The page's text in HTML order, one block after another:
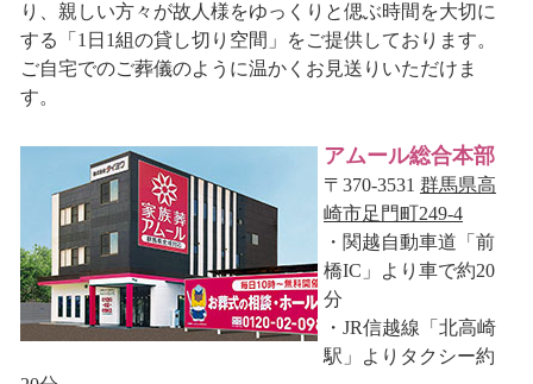
り、親しい方々が故人様をゆっくりと偲ぶ時間を大切に
する「1日1組の貸し切り空間」をご提供しております。
ご自宅でのご葬儀のように温かくお見送りいただけま
す。
アムール総合本部
〒370-3531 群馬県高
崎市足門町249-4
・関越自動車道「前
橋IC」より車で約20
分
・JR信越線「北高崎
駅」よりタクシー約